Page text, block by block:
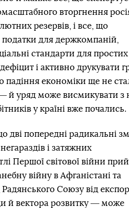
вторгнення
резервів, і все, що
для держкомпаній,
стандарти для простих
і активно друкувати
падіння економіки ще не
й уряд може висмикувати з
у країні вже почались.
дві попередні радикальні
і затяжних
Першої світової війни
війну в Афганістані та
Союзу від
й вектора розвитку ― може